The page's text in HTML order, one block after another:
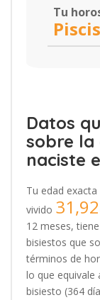
Tu
Piscis
Datos
sobre la
naciste
Tu edad exacta
vivido
12 meses,
bisiestos que
términos de
lo que equivale
bisiesto (364